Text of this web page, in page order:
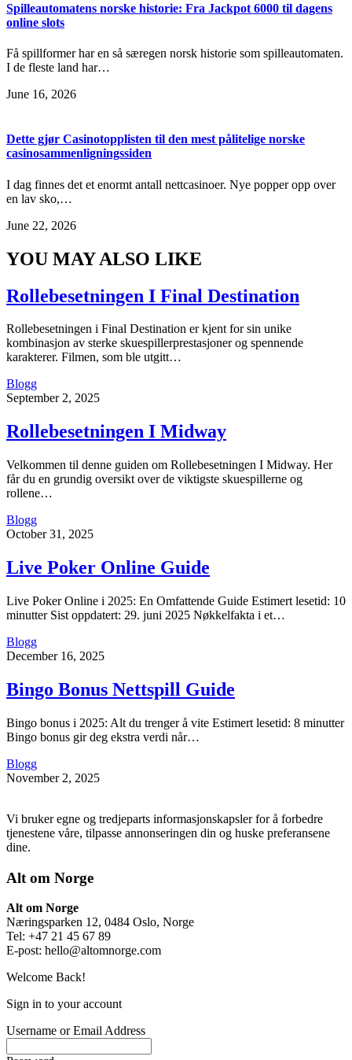
Spilleautomatens norske historie: Fra Jackpot 6000 til dagens
online slots
Få spillformer har en så særegen norsk historie som spilleautomaten.
I de fleste land har…
June 16, 2026
Dette gjør Casinotopplisten til den mest pålitelige norske
casinosammenligningssiden
I dag finnes det et enormt antall nettcasinoer. Nye popper opp over
en lav sko,…
June 22, 2026
YOU MAY ALSO LIKE
Rollebesetningen I Final Destination
Rollebesetningen i Final Destination er kjent for sin unike
kombinasjon av sterke skuespillerprestasjoner og spennende
karakterer. Filmen, som ble utgitt…
Blogg
September 2, 2025
Rollebesetningen I Midway
Velkommen til denne guiden om Rollebesetningen I Midway. Her
får du en grundig oversikt over de viktigste skuespillerne og
rollene…
Blogg
October 31, 2025
Live Poker Online Guide
Live Poker Online i 2025: En Omfattende Guide Estimert lesetid: 10
minutter Sist oppdatert: 29. juni 2025 Nøkkelfakta i et…
Blogg
December 16, 2025
Bingo Bonus Nettspill Guide
Bingo bonus i 2025: Alt du trenger å vite Estimert lesetid: 8 minutter
Bingo bonus gir deg ekstra verdi når…
Blogg
November 2, 2025
Vi bruker egne og tredjeparts informasjonskapsler for å forbedre
tjenestene våre, tilpasse annonseringen din og huske preferansene
dine.
Alt om Norge
Alt om Norge
Næringsparken 12, 0484 Oslo, Norge
Tel: +47 21 45 67 89
E-post: hello@altomnorge.com
Welcome Back!
Sign in to your account
Username or Email Address